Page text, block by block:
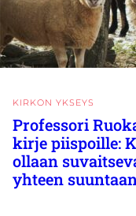
KIRKON YKSEYS
Professori
kirje piispoille:
ollaan
yhteen